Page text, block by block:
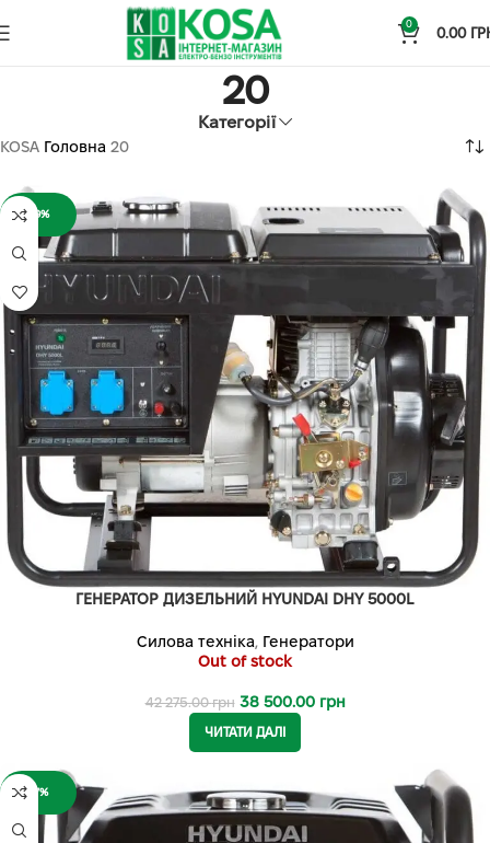
0
0.00
20
Категорії
KOSA Головна 20
-9%
ГЕНЕРАТОР ДИЗЕЛЬНИЙ HYUNDAI DHY 5000L
Силова техніка, Генератори
Out of stock
42 275.00грн 38 500.00 грн
ЧИТАТИ ДАЛІ
-7%